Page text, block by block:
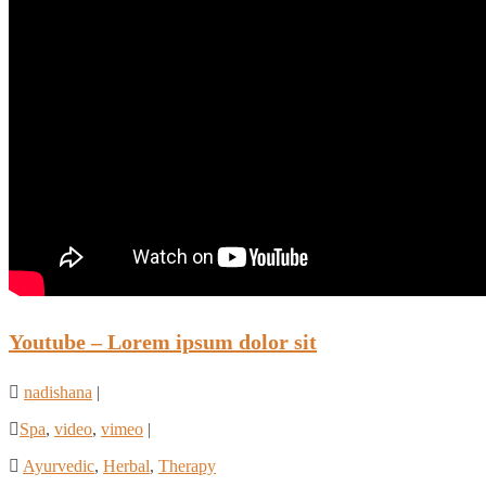
Youtube – Lorem ipsum dolor sit
nadishana |
Spa, video, vimeo |
Ayurvedic, Herbal, Therapy